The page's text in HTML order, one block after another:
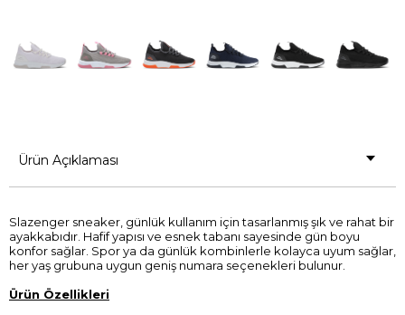
Ürün Açıklaması
Slazenger sneaker, günlük kullanım için tasarlanmış şık ve rahat bir
ayakkabıdır. Hafif yapısı ve esnek tabanı sayesinde gün boyu
konfor sağlar. Spor ya da günlük kombinlerle kolayca uyum sağlar,
her yaş grubuna uygun geniş numara seçenekleri bulunur.
Ürün Özellikleri